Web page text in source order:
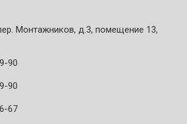
Монтажников, д.3, помещение 13,
90
90
67